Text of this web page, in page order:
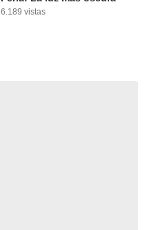
6.189 vistas